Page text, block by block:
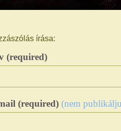
írása:
(required)
(required) (nem